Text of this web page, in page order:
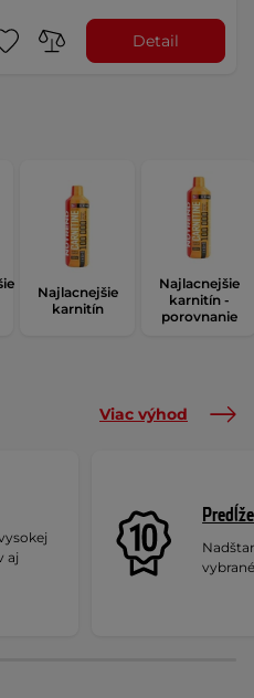
Detail
Najlacnejšie
karnitín
Najlacnejšie
karnitín -
porovnanie
Viac výhod
aj